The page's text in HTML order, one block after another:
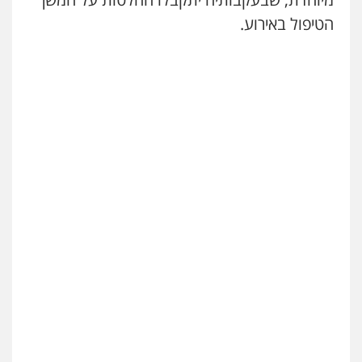
עו"ד עידית שינו-אמיתי
הטיפול באירוע.